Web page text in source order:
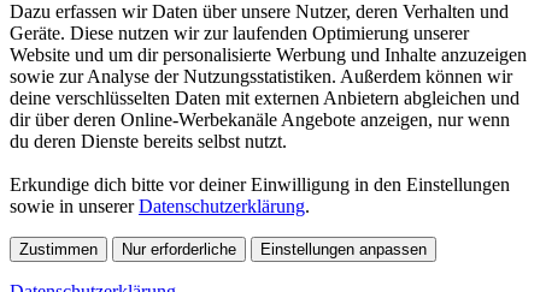
Dazu erfassen wir Daten über unsere Nutzer, deren Verhalten und
Geräte. Diese nutzen wir zur laufenden Optimierung unserer
Website und um dir personalisierte Werbung und Inhalte anzuzeigen
sowie zur Analyse der Nutzungsstatistiken. Außerdem können wir
deine verschlüsselten Daten mit externen Anbietern abgleichen und
dir über deren Online-Werbekanäle Angebote anzeigen, nur wenn
du deren Dienste bereits selbst nutzt.
Erkundige dich bitte vor deiner Einwilligung in den Einstellungen
sowie in unsererDatenschutzerklärung.
Zustimmen Nur erforderliche Einstellungen anpassen